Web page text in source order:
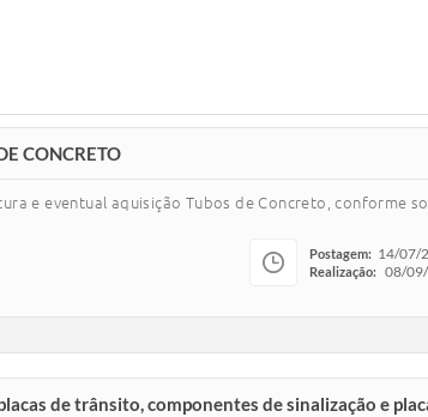
CONCRETO
e eventual aquisição Tubos de Concreto, conforme
Postagem: 14/07/
Realização: 08/
de trânsito, componentes de sinalização e